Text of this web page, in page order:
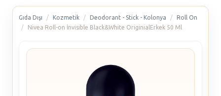
Gıda Dışı Kozmetik Deodorant - Stick - Kolonya
Roll On
Nivea Roll-on İnvisible Black&White OriginialErkek 50 Ml